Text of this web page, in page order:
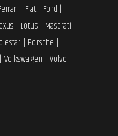
| Fiat | Ford |
| Lotus| Maserati |
| Porsche |
| Volkswagen | Volvo